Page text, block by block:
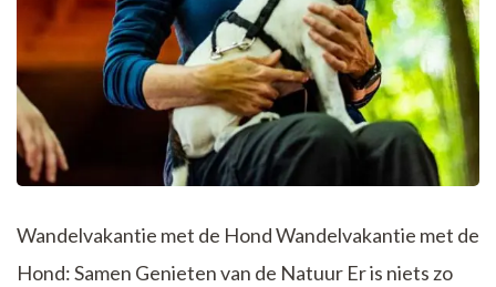
Wandelvakantie met de Hond Wandelvakantie met de
Hond: Samen Genieten van de Natuur Er is niets zo